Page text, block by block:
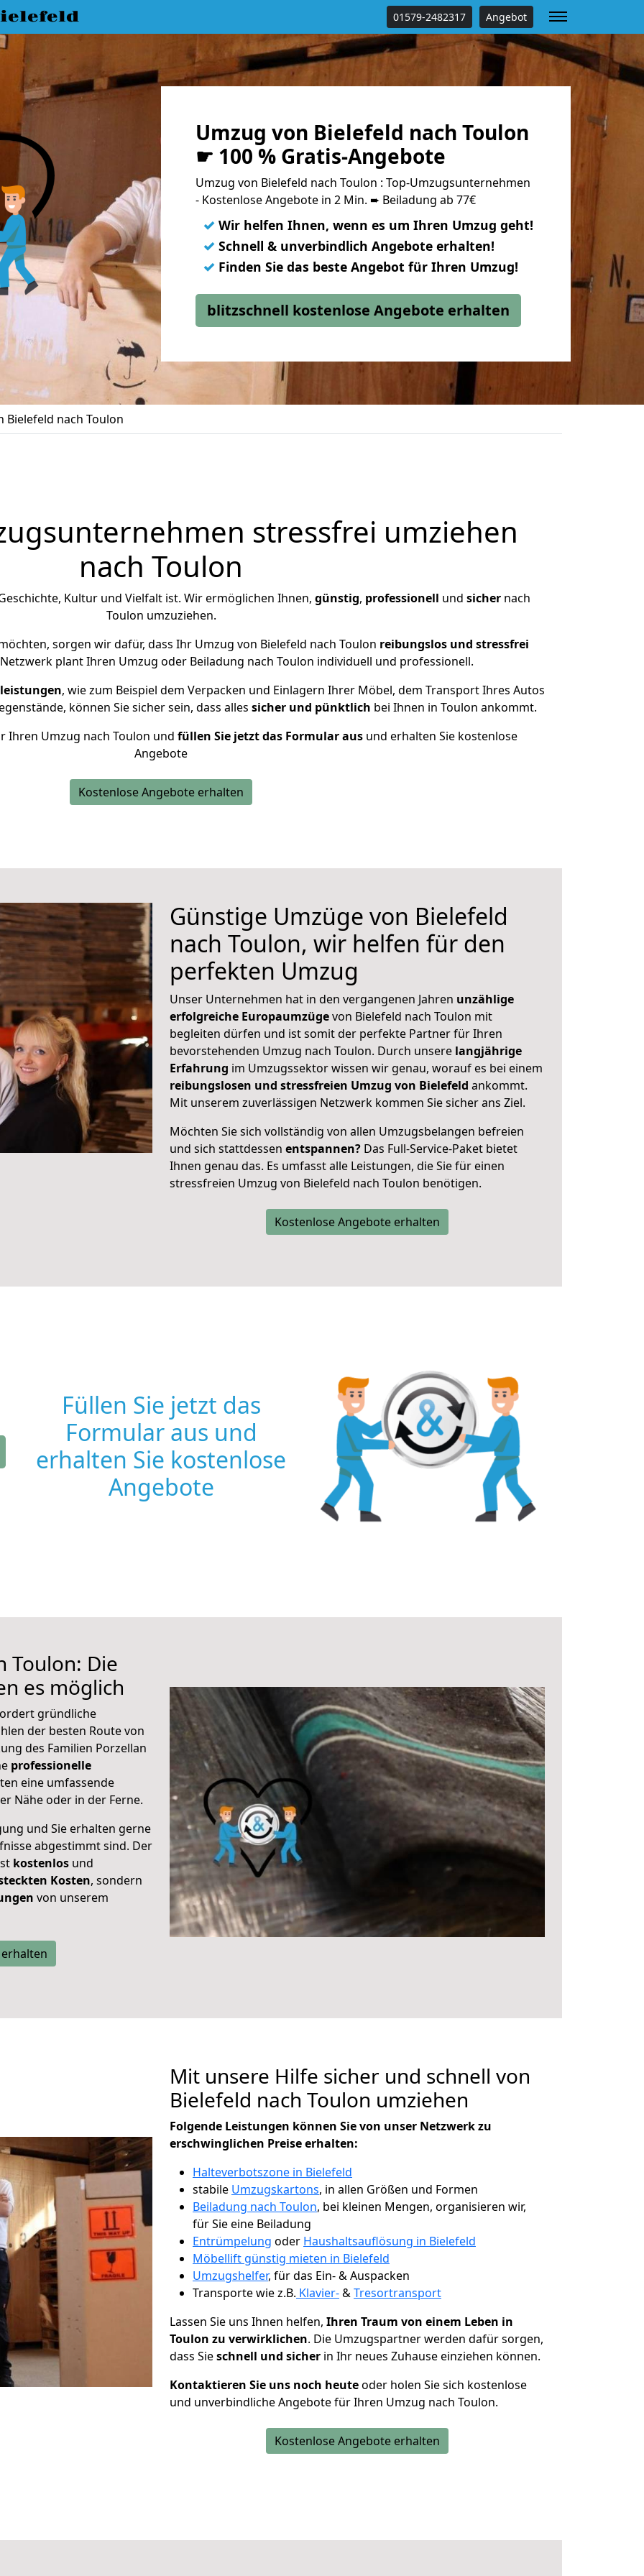
01579-2482317 Angebot
Umzug von Bielefeld nach Toulon
☛ 100 % Gratis-Angebote
Umzug von Bielefeld nach Toulon : Top-Umzugsunternehmen
- Kostenlose Angebote in 2 Min. ➨ Beiladung ab 77€
✓ Wir helfen Ihnen, wenn es um Ihren Umzug geht!
✓ Schnell & unverbindlich Angebote erhalten!
✓ Finden Sie das beste Angebot für Ihren Umzug!
blitzschnell kostenlose Angebote erhalten
Bielefeld nach Toulon
stressfrei umziehen
nach Toulon
Kultur und Vielfalt ist. Wir ermöglichen Ihnen, günstig, professionell und sicher nach
Toulon umzuziehen.
sorgen wir dafür, dass Ihr Umzug von Bielefeld nach Toulon reibungslos und stressfrei
plant Ihren Umzug oder Beiladung nach Toulon individuell und professionell.
, wie zum Beispiel dem Verpacken und Einlagern Ihrer Möbel, dem Transport Ihres Autos
können Sie sicher sein, dass alles sicher und pünktlich bei Ihnen in Toulon ankommt.
Ihren Umzug nach Toulon und füllen Sie jetzt das Formular aus und erhalten Sie kostenlose
Angebote
Kostenlose Angebote erhalten
Günstige Umzüge von Bielefeld
nach Toulon, wir helfen für den
perfekten Umzug
Unser Unternehmen hat in den vergangenen Jahren unzählige
erfolgreiche Europaumzügevon Bielefeld nach Toulon mit
begleiten dürfen und ist somit der perfekte Partner für Ihren
bevorstehenden Umzug nach Toulon. Durch unsere langjährige
Erfahrung im Umzugssektor wissen wir genau, worauf es bei einem
reibungslosen und stressfreien Umzug von Bielefeld ankommt.
Mit unserem zuverlässigen Netzwerk kommen Sie sicher ans Ziel.
Möchten Sie sich vollständig von allen Umzugsbelangen befreien
und sich stattdessen entspannen? Das Full-Service-Paket bietet
Ihnen genau das. Es umfasst alle Leistungen, die Sie für einen
stressfreien Umzug von Bielefeld nach Toulon benötigen.
Kostenlose Angebote erhalten
Füllen Sie jetzt das
Formular aus und
erhalten Sie kostenlose
Angebote
Toulon: Die
es möglich
gründliche
der besten Route von
des Familien Porzellan
professionelle
eine umfassende
Nähe oder in der Ferne.
und Sie erhalten gerne
abgestimmt sind. Der
kostenlos und
Kosten, sondern
von unserem
Mit unsere Hilfe sicher und schnell von
Bielefeld nach Toulon umziehen
Folgende Leistungen können Sie von unser Netzwerk zu
erschwinglichen Preise erhalten:
Halteverbotszone in Bielefeld
stabile Umzugskartons, in allen Größen und Formen
Beiladung nach Toulon, bei kleinen Mengen, organisieren wir,
für Sie eine Beiladung
Entrümpelung oder Haushaltsauflösung in Bielefeld
Möbellift günstig mieten in Bielefeld
Umzugshelfer, für das Ein- & Auspacken
Transporte wie z.B. Klavier-&Tresortransport
Lassen Sie uns Ihnen helfen, Ihren Traum von einem Leben in
Toulon zu verwirklichen. Die Umzugspartner werden dafür sorgen,
dass Sieschnell und sicher in Ihr neues Zuhause einziehen können.
Kontaktieren Sie uns noch heuteoder holen Sie sich kostenlose
und unverbindliche Angebote für Ihren Umzug nach Toulon.
Kostenlose Angebote erhalten